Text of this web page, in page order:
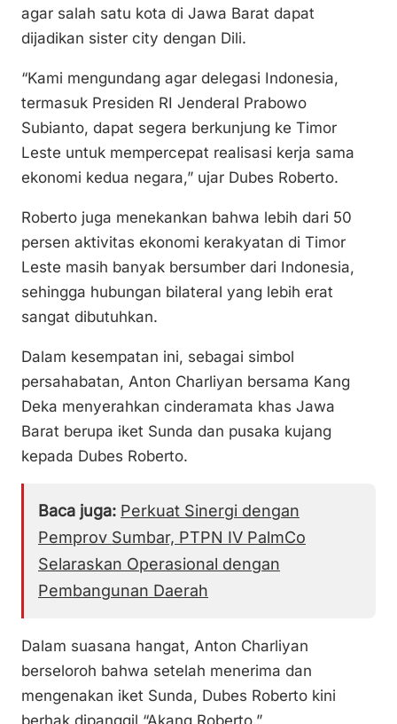
agar salah satu kota di Jawa Barat dapat
dijadikan sister city dengan Dili.
“Kami mengundang agar delegasi Indonesia,
termasuk Presiden RI Jenderal Prabowo
Subianto, dapat segera berkunjung ke Timor
Leste untuk mempercepat realisasi kerja sama
ekonomi kedua negara,” ujar Dubes Roberto.
Roberto juga menekankan bahwa lebih dari 50
persen aktivitas ekonomi kerakyatan di Timor
Leste masih banyak bersumber dari Indonesia,
sehingga hubungan bilateral yang lebih erat
sangat dibutuhkan.
Dalam kesempatan ini, sebagai simbol
persahabatan, Anton Charliyan bersama Kang
Deka menyerahkan cinderamata khas Jawa
Barat berupa iket Sunda dan pusaka kujang
kepada Dubes Roberto.
Baca juga: Perkuat Sinergi dengan
Pemprov Sumbar, PTPN IV PalmCo
Selaraskan Operasional dengan
Pembangunan Daerah
Dalam suasana hangat, Anton Charliyan
berseloroh bahwa setelah menerima dan
mengenakan iket Sunda, Dubes Roberto kini
berhak dipanggil “Akang Roberto.”